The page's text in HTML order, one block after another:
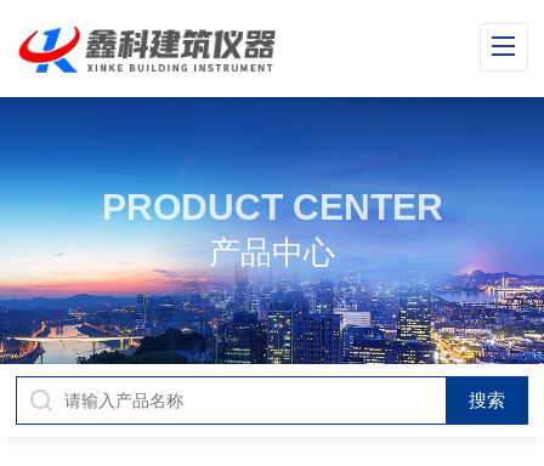
PRODUCT CENTER
产品中心